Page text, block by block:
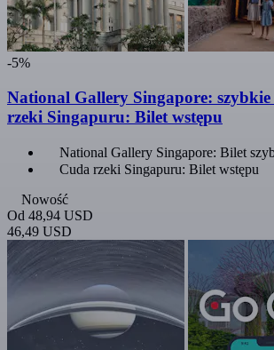
-5%
National Gallery Singapore: szybkie
rzeki Singapuru: Bilet wstępu
National Gallery Singapore: Bilet
Cuda rzeki Singapuru: Bilet wstępu
Nowość
Od 48,94 USD
46,49 USD